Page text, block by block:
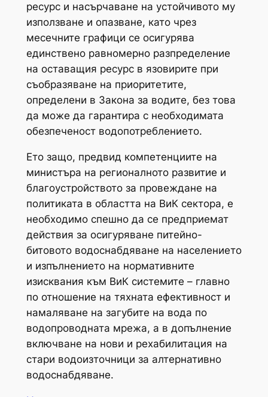
ресурс и насърчаване на устойчивото му
използване и опазване, като чрез
месечните графици се осигурява
единствено равномерно разпределение
на оставащия ресурс в язовирите при
съобразяване на приоритетите,
определени в Закона за водите, без това
да може да гарантира с необходимата
обезпеченост водопотреблението.
Ето защо, предвид компетенциите на
министъра на регионалното развитие и
благоустройството за провеждане на
политиката в областта на ВиК сектора, е
необходимо спешно да се предприемат
действия за осигуряване питейно-
битовото водоснабдяване на населението
и изпълнението на нормативните
изисквания към ВиК системите – главно
по отношение на тяхната ефективност и
намаляване на загубите на вода по
водопроводната мрежа, а в допълнение
включване на нови и рехабилитация на
стари водоизточници за алтернативно
водоснабдяване.